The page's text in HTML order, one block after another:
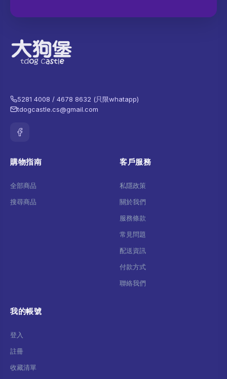
5281 4008 / 4678 8632 (只限whatapp)
tdogcastle.cs@gmail.com
購物指南
全部商品
搜尋商品
客戶服務
私隱政策
關於我們
服務條款
常見問題
配送資訊
付款方式
聯絡我們
我的帳號
登入
註冊
收藏清單